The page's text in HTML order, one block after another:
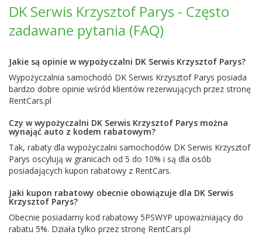
DK Serwis Krzysztof Parys - Często
zadawane pytania (FAQ)
Jakie są opinie w wypożyczalni DK Serwis Krzysztof Parys?
Wypożyczalnia samochodó DK Serwis Krzysztof Parys posiada
bardzo dobre opinie wśród klientów rezerwujących przez stronę
RentCars.pl
Czy w wypożyczalni DK Serwis Krzysztof Parys można
wynająć auto z kodem rabatowym?
Tak, rabaty dla wypożyczalni samochodów DK Serwis Krzysztof
Parys oscylują w granicach od 5 do 10% i są dla osób
posiadających kupon rabatowy z RentCars.
Jaki kupon rabatowy obecnie obowiązuje dla DK Serwis
Krzysztof Parys?
Obecnie posiadamy kod rabatowy 5PSWYP upoważniający do
rabatu 5%. Działa tylko przez stronę RentCars.pl